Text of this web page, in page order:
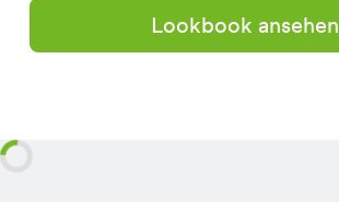
Lookbook ansehen